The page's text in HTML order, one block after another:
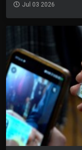
Jul 03 2026